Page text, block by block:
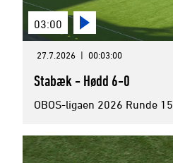
03:00
27.7.2026 | 00:03:00
Stabæk - Hødd 6-0
OBOS-ligaen 2026 Runde 15